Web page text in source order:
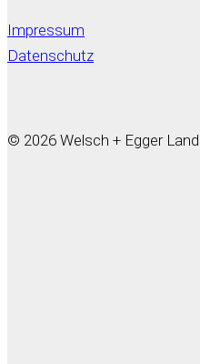
Impressum
Datenschutz
© 2026 Welsch + Egger